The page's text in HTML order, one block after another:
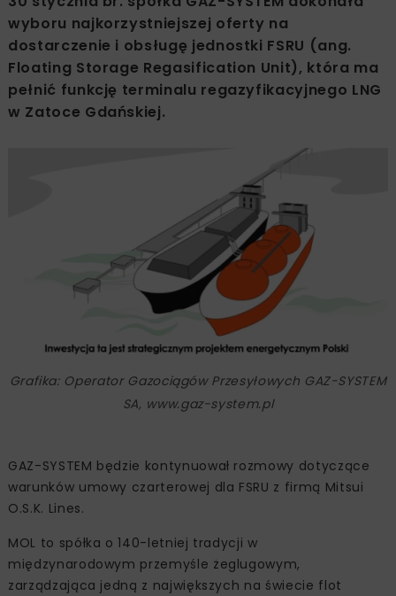
wyboru najkorzystniejszej oferty na
dostarczenie i obsługę jednostki FSRU (ang.
Floating Storage Regasification Unit), która ma
pełnić funkcję terminalu regazyfikacyjnego LNG
w Zatoce Gdańskiej.
Grafika: Operator Gazociągów Przesyłowych GAZ-SYSTEM
SA, www.gaz-system.pl
GAZ-SYSTEM będzie kontynuował rozmowy dotyczące
warunków umowy czarterowej dla FSRU z firmą Mitsui
O.S.K. Lines.
MOL to spółka o 140-letniej tradycji w
międzynarodowym przemyśle żeglugowym,
zarządzająca jedną z największych na świecie flot